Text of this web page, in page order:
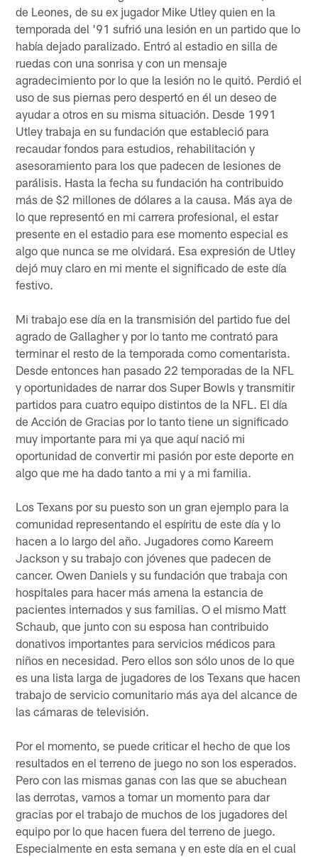
de Leones, de su ex jugador Mike Utley quien en la
temporada del '91 sufrió una lesión en un partido que lo
había dejado paralizado. Entró al estadio en silla de
ruedas con una sonrisa y con un mensaje
agradecimiento por lo que la lesión no le quitó. Perdió el
uso de sus piernas pero despertó en él un deseo de
ayudar a otros en su misma situación. Desde 1991
Utley trabaja en su fundación que estableció para
recaudar fondos para estudios, rehabilitación y
asesoramiento para los que padecen de lesiones de
parálisis. Hasta la fecha su fundación ha contribuido
más de $2 millones de dólares a la causa. Más aya de
lo que representó en mi carrera profesional, el estar
presente en el estadio para ese momento especial es
algo que nunca se me olvidará. Esa expresión de Utley
dejó muy claro en mi mente el significado de este día
festivo.
Mi trabajo ese día en la transmisión del partido fue del
agrado de Gallagher y por lo tanto me contrató para
terminar el resto de la temporada como comentarista.
Desde entonces han pasado 22 temporadas de la NFL
y oportunidades de narrar dos Super Bowls y transmitir
partidos para cuatro equipo distintos de la NFL. El día
de Acción de Gracias por lo tanto tiene un significado
muy importante para mi ya que aquí nació mi
oportunidad de convertir mi pasión por este deporte en
algo que me ha dado tanto a mi y a mi familia.
Los Texans por su puesto son un gran ejemplo para la
comunidad representando el espíritu de este día y lo
hacen a lo largo del año. Jugadores como Kareem
Jackson y su trabajo con jóvenes que padecen de
cancer. Owen Daniels y su fundación que trabaja con
hospitales para hacer más amena la estancia de
pacientes internados y sus familias. O el mismo Matt
Schaub, que junto con su esposa han contribuido
donativos importantes para servicios médicos para
niños en necesidad. Pero ellos son sólo unos de lo que
es una lista larga de jugadores de los Texans que hacen
trabajo de servicio comunitario más aya del alcance de
las cámaras de televisión.
Por el momento, se puede criticar el hecho de que los
resultados en el terreno de juego no son los esperados.
Pero con las mismas ganas con las que se abuchean
las derrotas, vamos a tomar un momento para dar
gracias por el trabajo de muchos de los jugadores del
equipo por lo que hacen fuera del terreno de juego.
Especialmente en esta semana y en este día en el cual